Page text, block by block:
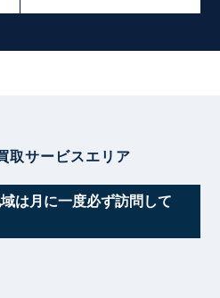
取サービスエリア
は月に一度必ず訪問して